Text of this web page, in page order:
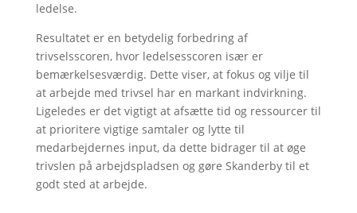
ledelse.
Resultatet er en betydelig forbedring af
trivselsscoren, hvor ledelsesscoren især er
bemærkelsesværdig. Dette viser, at fokus og vilje til
at arbejde med trivsel har en markant indvirkning.
Ligeledes er det vigtigt at afsætte tid og ressourcer til
at prioritere vigtige samtaler og lytte til
medarbejdernes input, da dette bidrager til at øge
trivslen på arbejdspladsen og gøre Skanderby til et
godt sted at arbejde.